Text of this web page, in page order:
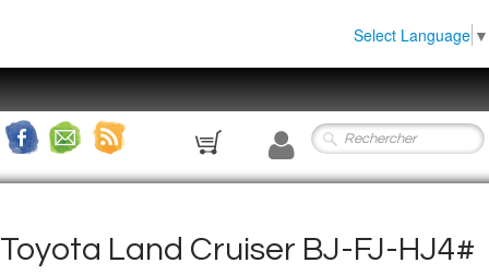
Select Language ▼
Toyota Land Cruiser BJ-FJ-HJ4#